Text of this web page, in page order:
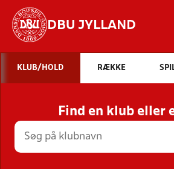
DBU JYLLAND
STILLINGER, RESULTATER,
HOLD
KLUB/HOLD RÆKKE
Find en klub eller